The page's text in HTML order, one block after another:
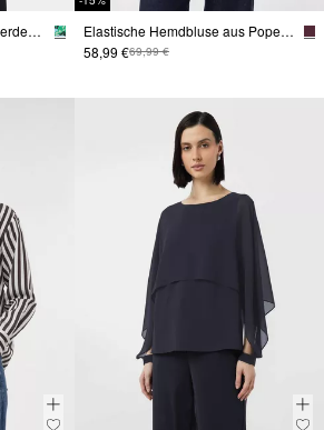
Fließende Hemdbluse mit verdeckter Knopfleiste und abstrakter Musterung
Elastische Hemdbluse aus Popeline mit Brusttasche
58,99 €69,99 €